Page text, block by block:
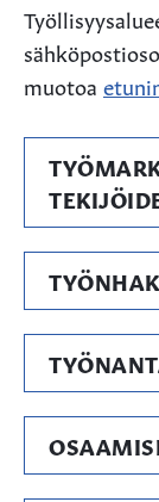
muotoa